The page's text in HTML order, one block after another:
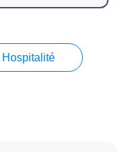
Hospitalité